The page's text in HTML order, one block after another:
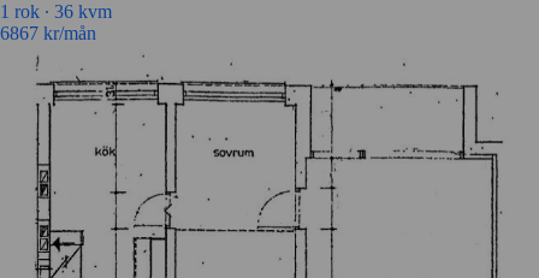
1 rok ∙ 36 kvm
6867 kr/mån